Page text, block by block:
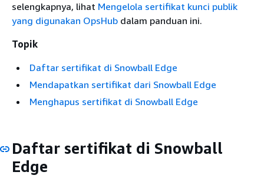
selengkapnya, lihat Mengelola sertifikat kunci publik
yang digunakan OpsHub dalam panduan ini.
Topik
Daftar sertifikat di Snowball Edge
Mendapatkan sertifikat dari Snowball Edge
Menghapus sertifikat di Snowball Edge
Daftar sertifikat di Snowball
Edge